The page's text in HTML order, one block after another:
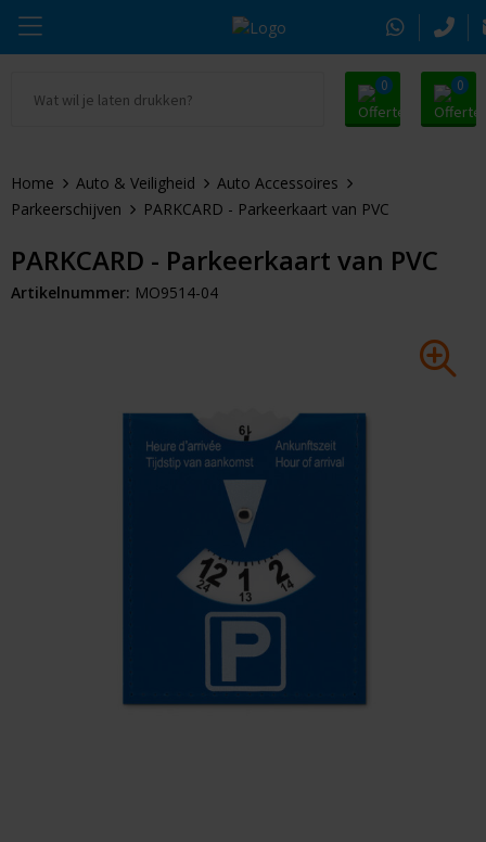
0 0
Drinkwaren
Tassen & Reizen
Sleutelhangers & Tools
Outdoor & Vrije Tijd
Gezondheid & Verzorging
Alle promosnoepje
Zomer
Kerst
Thule
Alle merken
Home Auto & Veiligheid
Auto Accessoires
Parkeerschijven
PARKCARD - Parkeerkaart van PVC
PARKCARD - Parkeerkaart van PVC
Artikelnummer: MO9514-04